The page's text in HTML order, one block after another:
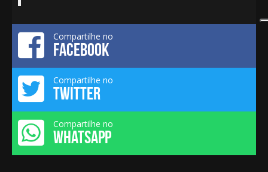
Compartilhe no
FACEBOOK
Compartilhe no
TWITTER
Compartilhe no
WHATSAPP